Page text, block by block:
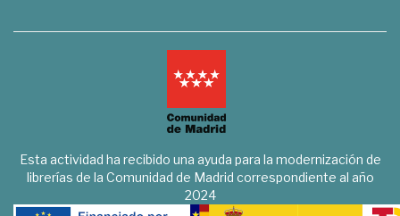
Esta actividad ha recibido una ayuda para la modernización de
librerías de la Comunidad de Madrid correspondiente al año
2024